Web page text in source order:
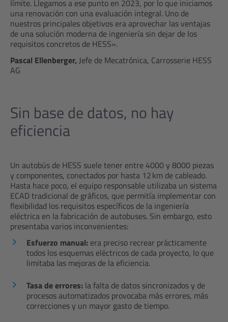
límite. Llegamos a ese punto en 2023, por lo que iniciamos
una renovación con una evaluación integral. Uno de
nuestros principales objetivos era aprovechar las ventajas
de una solución moderna de ingeniería sin dejar de los
requisitos concretos de HESS».
Pascal Ellenberger, Jefe de Mecatrónica, Carrosserie HESS
AG
Sin base de datos, no hay
eficiencia
Un autobús de HESS suele tener entre 4000 y 8000 piezas
y componentes, conectados por hasta 12 km de cableado.
Hasta hace poco, el equipo responsable utilizaba un sistema
ECAD tradicional de gráficos, que permitía implementar con
flexibilidad los requisitos específicos de la ingeniería
eléctrica en la fabricación de autobuses. Sin embargo, esto
presentaba varios inconvenientes:
Esfuerzo manual: era preciso recrear prácticamente
todos los esquemas eléctricos de cada proyecto, lo que
limitaba las mejoras de la eficiencia.
Tasa de errores: la falta de datos sincronizados y de
procesos automatizados provocaba más errores, más
correcciones y un mayor gasto de tiempo.